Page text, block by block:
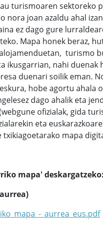
turismoaren sektoreko
nora joan azaldu ahal
ez dago gure
Mapa honek beraz,
turismo
ikusgarrian, nahi duenak
duenari soilik eman.
hobe agortu ahala
dago ahalik eta
ofizialak, gida
eta
txikiagoetarako mapa
mapa' deskargatzeko:
_aurrea_eus.pdf